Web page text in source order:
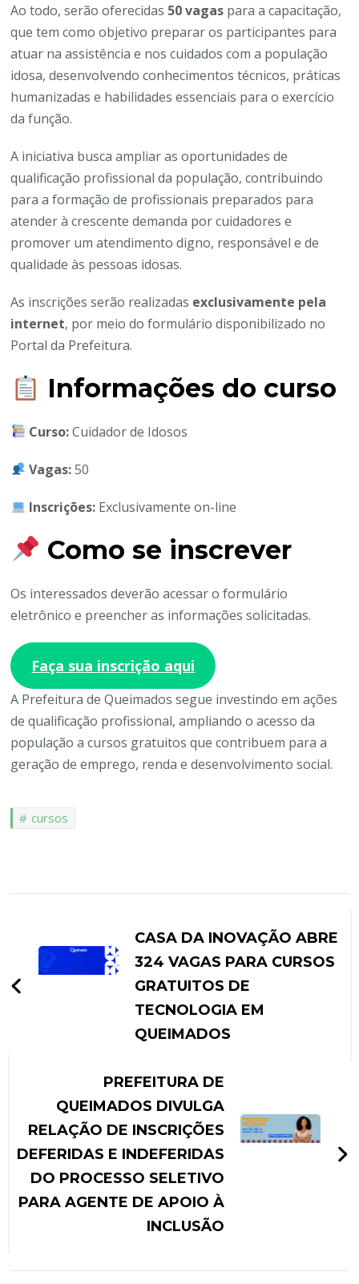
Ao todo, serão oferecidas 50 vagas para a capacitação,
que tem como objetivo preparar os participantes para
atuar na assistência e nos cuidados com a população
idosa, desenvolvendo conhecimentos técnicos, práticas
humanizadas e habilidades essenciais para o exercício
da função.
A iniciativa busca ampliar as oportunidades de
qualificação profissional da população, contribuindo
para a formação de profissionais preparados para
atender à crescente demanda por cuidadores e
promover um atendimento digno, responsável e de
qualidade às pessoas idosas.
As inscrições serão realizadas exclusivamente pela
internet, por meio do formulário disponibilizado no
Portal da Prefeitura.
Informações do curso
Curso:Cuidador de Idosos
Vagas:50
Inscrições:Exclusivamente on-line
Como se inscrever
Os interessados deverão acessar o formulário
eletrônico e preencher as informações solicitadas.
Faça sua inscrição aqui
A Prefeitura de Queimados segue investindo em ações
de qualificação profissional, ampliando o acesso da
população a cursos gratuitos que contribuem para a
geração de emprego, renda e desenvolvimento social.
cursos
CASA DA INOVAÇÃO ABRE
324 VAGAS PARA CURSOS
GRATUITOS DE
TECNOLOGIA EM
QUEIMADOS
PREFEITURA DE
QUEIMADOS DIVULGA
RELAÇÃO DE INSCRIÇÕES
DEFERIDAS E INDEFERIDAS
DO PROCESSO SELETIVO
PARA AGENTE DE APOIO À
INCLUSÃO